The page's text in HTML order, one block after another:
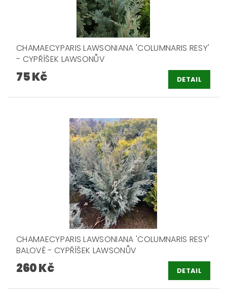
CHAMAECYPARIS LAWSONIANA 'COLUMNARIS RESY'
- CYPŘÍŠEK LAWSONŮV
75 Kč DETAIL
CHAMAECYPARIS LAWSONIANA 'COLUMNARIS RESY'
BALOVÉ - CYPŘÍŠEK LAWSONŮV
260 Kč DETAIL